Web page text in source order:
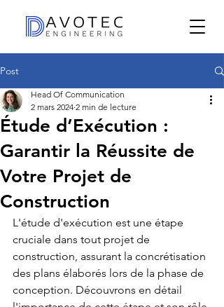
Post
Étude d’Exécution :
Garantir la Réussite de
Votre Projet de
Construction
Head Of Communication
2 mars 2024 2 min de lecture
L'étude d'exécution est une étape
cruciale dans tout projet de
construction, assurant la concrétisation
des plans élaborés lors de la phase de
conception. Découvrons en détail